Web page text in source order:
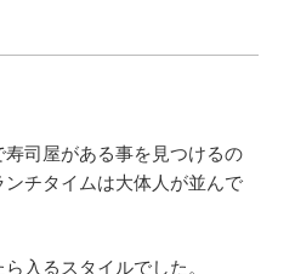
司屋がある事を見つけるの
チタイムは大体人が並んで
入るスタイルでした。